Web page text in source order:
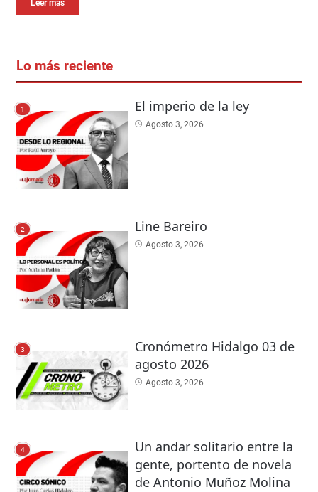
Leer más
Lo más reciente
1 El imperio de la ley
Agosto 3, 2026
2 Line Bareiro
Agosto 3, 2026
3
Cronómetro Hidalgo 03 de
agosto 2026
Agosto 3, 2026
4
Un andar solitario entre la
gente, portento de novela
de Antonio Muñoz Molina